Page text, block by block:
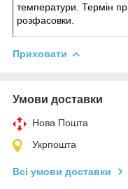
температури. Термін
розфасовки.
Приховати
Умови доставки
Нова Пошта
Укрпошта
Всі умови доставки